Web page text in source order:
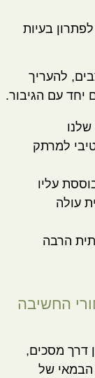
בעיות
להעריך
יחד עם הגיבור.
שלנו
למרתק
עליו
עולה
הרבה
החשיבה
דרך מסכים,
הבמאי של